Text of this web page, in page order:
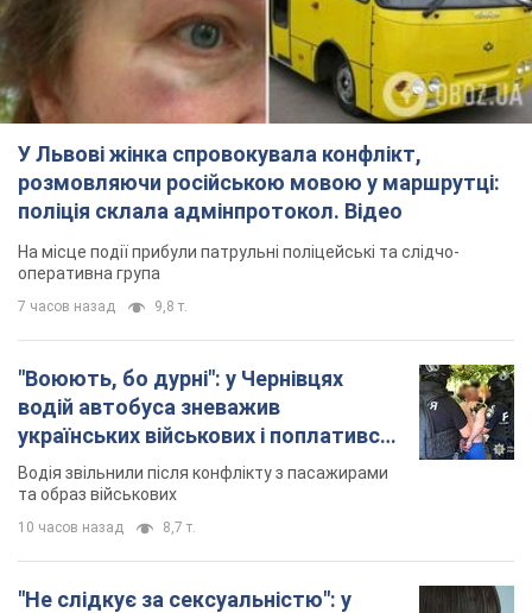
У Львові жінка спровокувала конфлікт,
розмовляючи російською мовою у маршрутці:
поліція склала адмінпротокол. Відео
На місце події прибули патрульні поліцейські та слідчо-
оперативна група
7 часов назад 9,8 т.
"Воюють, бо дурні": у Чернівцях
водій автобуса зневажив
українських військових і поплатився.
Відео
Водія звільнили після конфлікту з пасажирами
та образ військових
10 часов назад 8,7 т.
"Не слідкує за сексуальністю": у